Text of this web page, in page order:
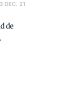
DEC. 21
de